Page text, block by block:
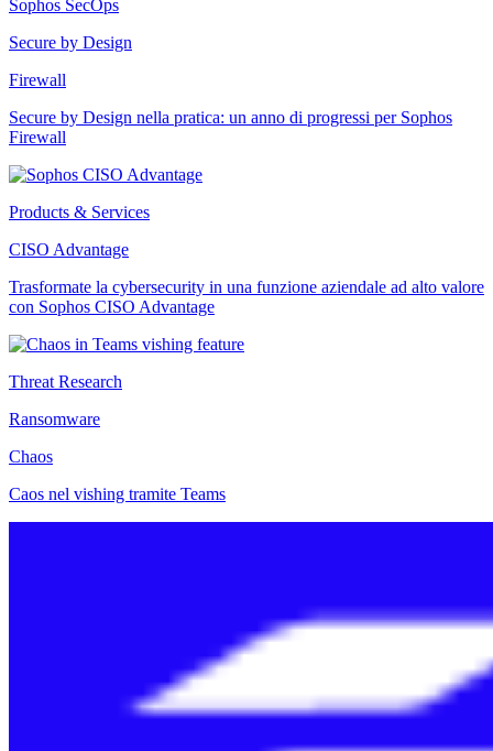
Sophos SecOps
Secure by Design
Firewall
Secure by Design nella pratica: un anno di progressi per Sophos
Firewall
Products & Services
CISO Advantage
Trasformate la cybersecurity in una funzione aziendale ad alto valore
con Sophos CISO Advantage
Threat Research
Ransomware
Chaos
Caos nel vishing tramite Teams